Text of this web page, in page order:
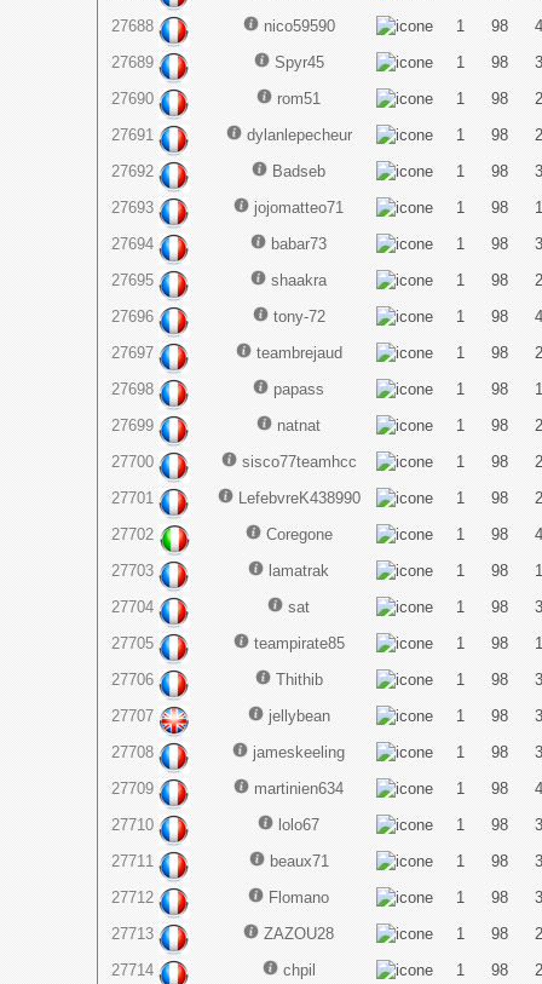
27688
nico59590 1 98
4
27689
Spyr45 1 98
3
27690
rom51 1 98
2
27691
dylanlepecheur 1 98
2
27692
Badseb 1 98
3
27693
jojomatteo71 1 98
1
27694
babar73 1 98
3
27695
shaakra 1 98
2
27696
tony-72 1 98
4
27697
teambrejaud 1 98
2
27698
papass 1 98
1
27699
natnat 1 98
2
27700
sisco77teamhcc 1 98
2
27701
LefebvreK438990 1 98
2
27702
Coregone 1 98
4
27703
lamatrak 1 98
1
27704
sat 1 98
3
27705
teampirate85 1 98
1
27706
Thithib 1 98
3
27707
jellybean 1 98
3
27708
jameskeeling 1 98
3
27709
martinien634 1 98
4
27710
lolo67 1 98
3
27711
beaux71 1 98
3
27712
Flomano 1 98
3
27713
ZAZOU28 1 98
2
27714
chpil 1 98
2